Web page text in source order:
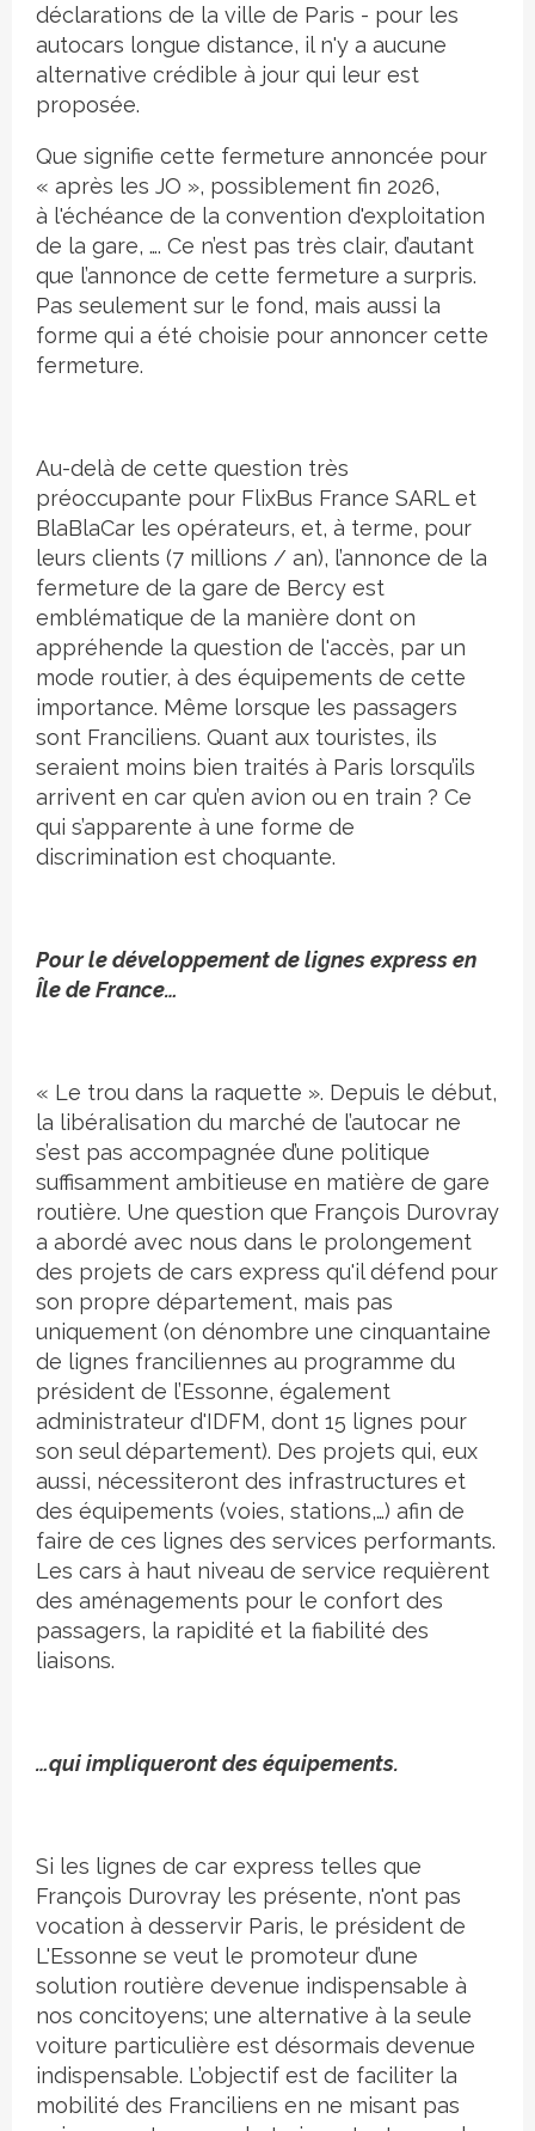
déclarations de la ville de Paris - pour les
autocars longue distance, il n'y a aucune
alternative crédible à jour qui leur est
proposée.
Que signifie cette fermeture annoncée pour
« après les JO », possiblement fin 2026,
à l'échéance de la convention d'exploitation
de la gare, …. Ce n’est pas très clair, d’autant
que l’annonce de cette fermeture a surpris.
Pas seulement sur le fond, mais aussi la
forme qui a été choisie pour annoncer cette
fermeture.
Au-delà de cette question très
préoccupante pour FlixBus France SARL et
BlaBlaCar les opérateurs, et, à terme, pour
leurs clients (7 millions / an), l’annonce de la
fermeture de la gare de Bercy est
emblématique de la manière dont on
appréhende la question de l'accès, par un
mode routier, à des équipements de cette
importance. Même lorsque les passagers
sont Franciliens. Quant aux touristes, ils
seraient moins bien traités à Paris lorsqu’ils
arrivent en car qu’en avion ou en train ? Ce
qui s’apparente à une forme de
discrimination est choquante.
Pour le développement de lignes express en
Île de France…
« Le trou dans la raquette ». Depuis le début,
la libéralisation du marché de l’autocar ne
s’est pas accompagnée d’une politique
suffisamment ambitieuse en matière de gare
routière. Une question que François Durovray
a abordé avec nous dans le prolongement
des projets de cars express qu'il défend pour
son propre département, mais pas
uniquement (on dénombre une cinquantaine
de lignes franciliennes au programme du
président de l’Essonne, également
administrateur d'IDFM, dont 15 lignes pour
son seul département). Des projets qui, eux
aussi, nécessiteront des infrastructures et
des équipements (voies, stations,…) afin de
faire de ces lignes des services performants.
Les cars à haut niveau de service requièrent
des aménagements pour le confort des
passagers, la rapidité et la fiabilité des
liaisons.
…qui impliqueront des équipements.
Si les lignes de car express telles que
François Durovray les présente, n'ont pas
vocation à desservir Paris, le président de
L'Essonne se veut le promoteur d’une
solution routière devenue indispensable à
nos concitoyens; une alternative à la seule
voiture particulière est désormais devenue
indispensable. L’objectif est de faciliter la
mobilité des Franciliens en ne misant pas